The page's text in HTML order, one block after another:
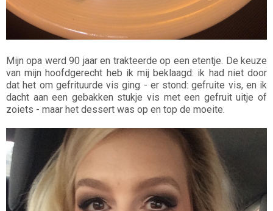
Mijn opa werd 90 jaar en trakteerde op een etentje. De keuze
van mijn hoofdgerecht heb ik mij beklaagd: ik had niet door
dat het om gefrituurde vis ging - er stond: gefruite vis, en ik
dacht aan een gebakken stukje vis met een gefruit uitje of
zoiets - maar het dessert was op en top de moeite.